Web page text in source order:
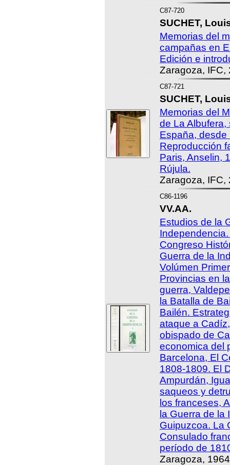
C87-720
SUCHET,
Memorias del
campañas en
Edición e
Zaragoza, IFC,
C87-721
SUCHET,
Memorias del
de La
España, desde
Reproducción
Paris, Anselin,
Rújula.
Zaragoza, IFC,
C86-1196
VV.AA.
Estudios de la
Congreso
Guerra de la
Volúmen
Provincias en
guerra,
la Batalla de
Bailén.
ataque a
obispado de
economica del
Barcelona, El
1808-1809. El
Ampurdán,
saqueos y
los franceses,
la Guerra de la
Guipuzcoa. La
Consulado
período de
Zaragoza,